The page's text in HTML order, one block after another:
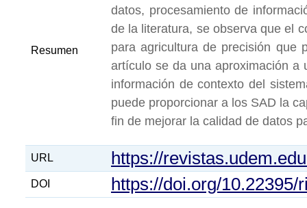
Resumen
datos, procesamiento de
de la literatura, se observa que el
para agricultura de precisión que
artículo se da una aproximación a
información de contexto del
puede proporcionar a los SAD la
fin de mejorar la calidad de datos
URL https://
DOI
https://doi.org/10.22395/